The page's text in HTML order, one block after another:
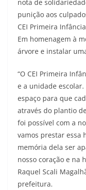
nota de
punição aos
CEI Primeira
Em homenagem à
árvore e instalar
“O CEI Primeira
e a unidade
espaço para que
através do plantio
foi possível com a
vamos prestar essa
memória dela ser
nosso coração e na
Raquel Scali
prefeitura.